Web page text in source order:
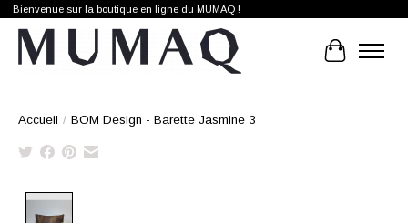
Bienvenue sur la boutique en ligne du MUMAQ !
Panier
Accueil / BOM Design - Barette Jasmine 3